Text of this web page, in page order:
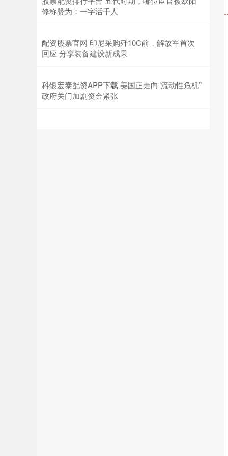
修称赞为：一字活千人
配资股票官网 印尼采购歼10C前，解放军首次
回应 分享装备建设新成果
科银宏泰配资APP下载 美国正走向“流动性危机”
政府关门加剧资金紧张